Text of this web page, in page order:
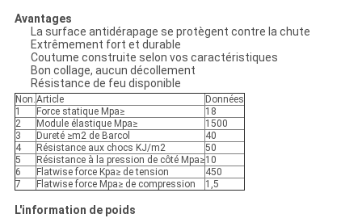
Avantages
La surface antidérapage se protègent contre la chute
Extrêmement fort et durable
Coutume construite selon vos caractéristiques
Bon collage, aucun décollement
Résistance de feu disponible
Non.Article
Données
1
Force statique Mpa≥
18
2
Module élastique Mpa≥
1500
3
Dureté ≥m2 de Barcol
40
4
Résistance aux chocs KJ/m2
50
5
Résistance à la pression de côté Mpa≥10
6
Flatwise force Kpa≥ de tension
450
7
Flatwise force Mpa≥ de compression 1,5
L'information de poids